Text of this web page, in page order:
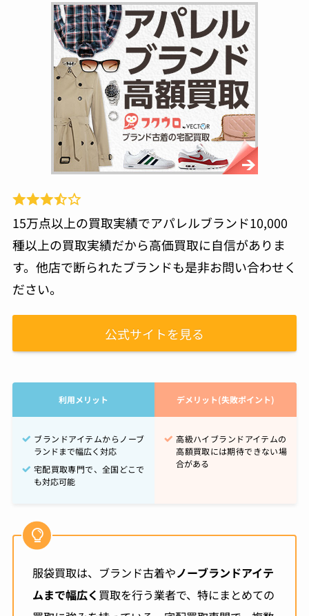
15万点以上の買取実績でアパレルブランド10,000
種以上の買取実績だから高価買取に自信がありま
す。他店で断られたブランドも是非お問い合わせく
ださい。
公式サイトを見る
利用メリット デメリット(失敗ポイント)
ブランドアイテムからノーブ
ランドまで幅広く対応
宅配買取専門で、全国どこで
も対応可能
高級ハイブランドアイテムの
高額買取には期待できない場
合がある
服袋買取は、ブランド古着やノーブランドアイテ
ムまで幅広く 買取を行う業者で、特にまとめての